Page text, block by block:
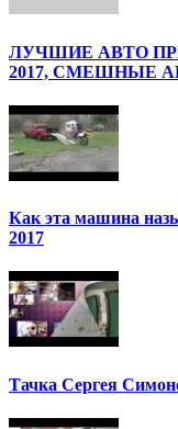
ЛУЧШИЕ АВТО
2017, СМЕШНЫЕ
Как эта машина
2017
Тачка Сергея